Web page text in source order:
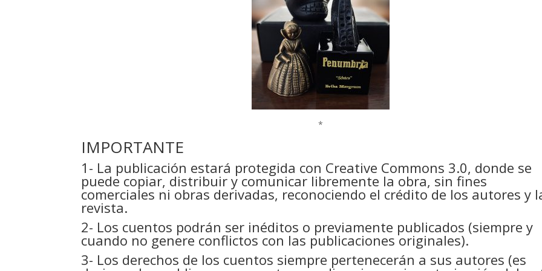
*
IMPORTANTE
1- La publicación estará protegida con Creative Commons 3.0, donde se
puede copiar, distribuir y comunicar libremente la obra, sin fines
comerciales ni obras derivadas, reconociendo el crédito de los autores y
revista.
2- Los cuentos podrán ser inéditos o previamente publicados (siempre y
cuando no genere conflictos con las publicaciones originales).
3- Los derechos de los cuentos siempre pertenecerán a sus autores (es